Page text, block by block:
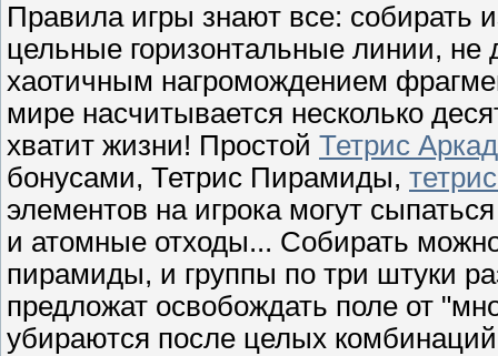
Правила игры знают все: собирать
цельные горизонтальные линии, не
хаотичным нагромождением
мире насчитывается несколько
хватит жизни! Простой Тетрис
бонусами, Тетрис Пирамиды,
элементов на игрока могут
и атомные отходы... Собирать
пирамиды, и группы по три штуки
предложат освобождать поле от
убираются после целых